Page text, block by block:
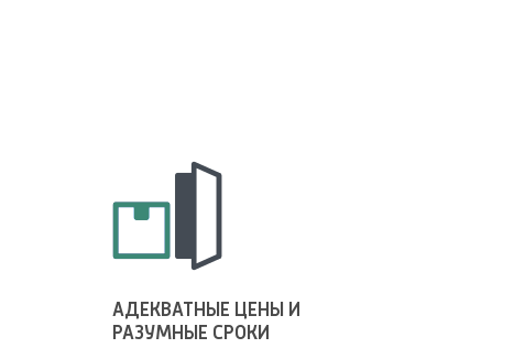
АДЕКВАТНЫЕ ЦЕНЫ И
РАЗУМНЫЕ СРОКИ